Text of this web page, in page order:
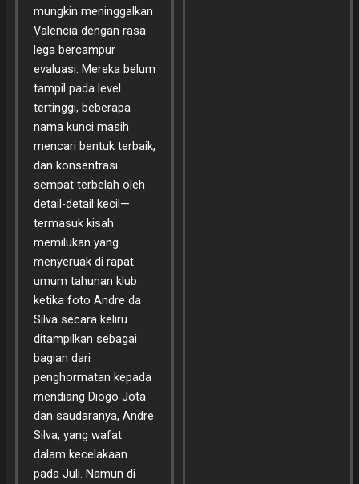
mungkin meninggalkan
Valencia dengan rasa
lega bercampur
evaluasi. Mereka belum
tampil pada level
tertinggi, beberapa
nama kunci masih
mencari bentuk terbaik,
dan konsentrasi
sempat terbelah oleh
detail-detail kecil—
termasuk kisah
memilukan yang
menyeruak di rapat
umum tahunan klub
ketika foto Andre da
Silva secara keliru
ditampilkan sebagai
bagian dari
penghormatan kepada
mendiang Diogo Jota
dan saudaranya, Andre
Silva, yang wafat
dalam kecelakaan
pada Juli. Namun di